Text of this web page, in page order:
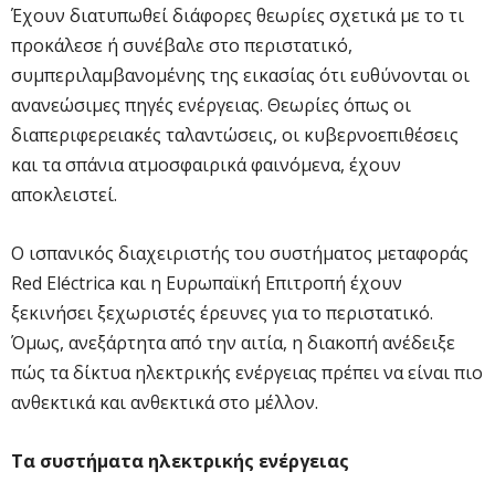
Έχουν διατυπωθεί διάφορες θεωρίες σχετικά με το τι
προκάλεσε ή συνέβαλε στο περιστατικό,
συμπεριλαμβανομένης της εικασίας ότι ευθύνονται οι
ανανεώσιμες πηγές ενέργειας. Θεωρίες όπως οι
διαπεριφερειακές ταλαντώσεις, οι κυβερνοεπιθέσεις
και τα σπάνια ατμοσφαιρικά φαινόμενα, έχουν
αποκλειστεί.
Ο ισπανικός διαχειριστής του συστήματος μεταφοράς
Red Eléctrica και η Ευρωπαϊκή Επιτροπή έχουν
ξεκινήσει ξεχωριστές έρευνες για το περιστατικό.
Όμως, ανεξάρτητα από την αιτία, η διακοπή ανέδειξε
πώς τα δίκτυα ηλεκτρικής ενέργειας πρέπει να είναι πιο
ανθεκτικά και ανθεκτικά στο μέλλον.
Τα συστήματα ηλεκτρικής ενέργειας